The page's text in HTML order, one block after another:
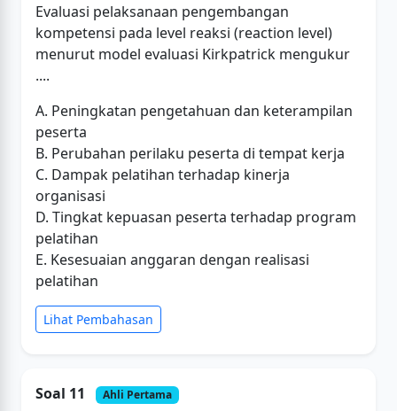
Evaluasi pelaksanaan pengembangan
kompetensi pada level reaksi (reaction level)
menurut model evaluasi Kirkpatrick mengukur
....
A. Peningkatan pengetahuan dan keterampilan
peserta
B. Perubahan perilaku peserta di tempat kerja
C. Dampak pelatihan terhadap kinerja
organisasi
D. Tingkat kepuasan peserta terhadap program
pelatihan
E. Kesesuaian anggaran dengan realisasi
pelatihan
Lihat Pembahasan
Soal 11 Ahli Pertama